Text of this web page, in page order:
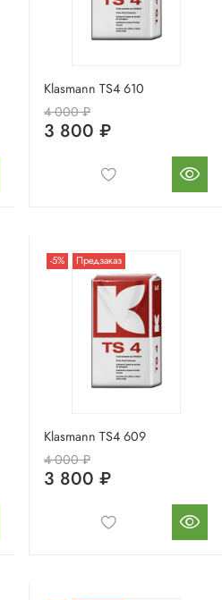
Klasmann TS4 610
4 000 ₽
3 800 ₽
-5% Предзаказ
Klasmann TS4 609
4 000 ₽
3 800 ₽